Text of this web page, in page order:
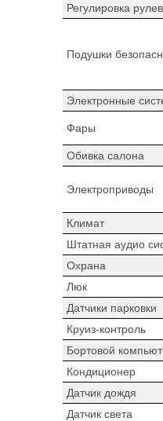
Регулировка
Подушки
Электронные
Фары
Обивка салона
Электроприводы
Климат
Штатная аудио
Охрана
Люк
Датчики парковки
Круиз-контроль
Бортовой
Кондиционер
Датчик дождя
Датчик света